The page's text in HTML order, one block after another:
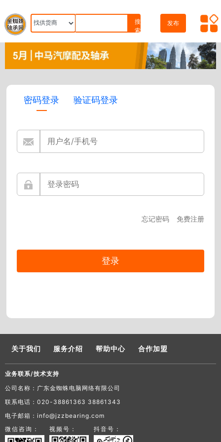
搜
索
发布
密码登录 验证码登录
忘记密码 免费注册
关于我们 服务介绍 帮助中心 合作加盟
业务联系/技术支持
公司名称：广东金蜘蛛电脑网络有限公司
联系电话：020-38861363 38861343
电子邮箱：info@jzzbearing.com
微信咨询：
视频号： 抖音号：